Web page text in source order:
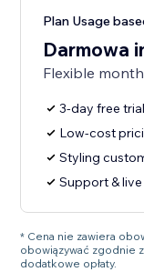
Plan Usage
Darmowa
Flexible
3-day free trial
Low-cost
Styling
Support &
* Cena nie zawiera
obowiązywać zgodnie
dodatkowe opłaty.